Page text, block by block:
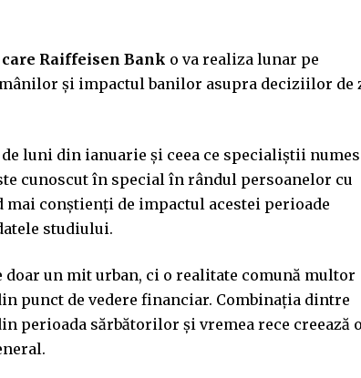
care Raiffeisen Bank o va realiza lunar pe
și impactul banilor asupra deciziilor de
luni din ianuarie și ceea ce specialiștii
cunoscut în special în rândul persoanelor cu
conștienți de impactul acestei perioade
studiului.
doar un mit urban, ci o realitate comună multor
punct de vedere financiar. Combinația dintre
sărbătorilor și vremea rece creează